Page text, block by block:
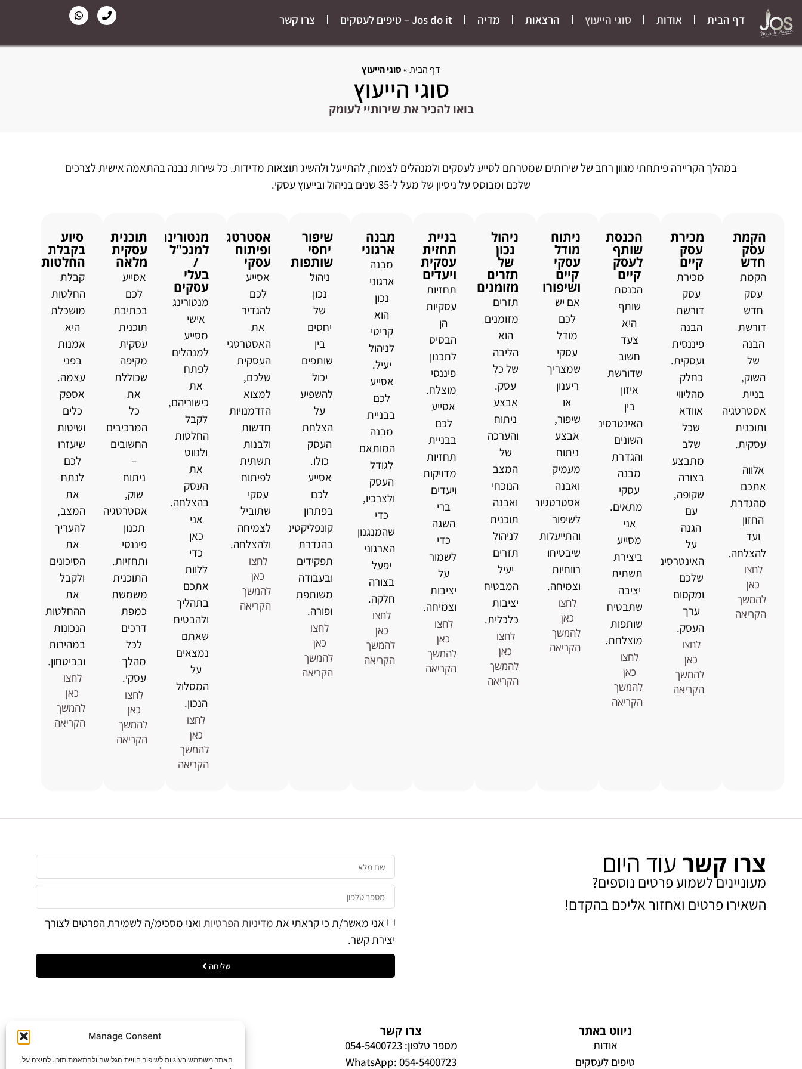
Manage Consent
האתר משתמש בעוגיות לשיפור חוויית הגלישה ולהתאמת תוכן. לחיצה על
דף הבית אודות סוגי הייעוץ הרצאות מדיה Jos do it – טיפים לעסקים צרו קשר
דף הבית»סוגי הייעוץ
סוגי הייעוץ
בואו להכיר את שירותיי לעומק
במהלך הקריירה פיתחתי מגוון רחב של שירותים שמטרתם לסייע לעסקים ולמנהלים לצמוח, להתייעל ולהשיג תוצאות מדידות. כל שירות נבנה בהתאמה אישית לצרכים
שלכם ומבוסס על ניסיון של מעל ל-35 שנים בניהול ובייעוץ עסקי.
הקמת
עסק
חדש
הקמת
עסק
חדש
דורשת
הבנה
של
השוק,
בניית
אסטרטגיה
ותוכנית
עסקית.
אלווה
אתכם
מהגדרת
החזון
ועד
להצלחה.
לחצו
כאן
להמשך
הקריאה
מכירת
עסק
קיים
מכירת
עסק
דורשת
הבנה
פיננסית
ועסקית.
כחלק
מהליווי
אוודא
שכל
שלב
מתבצע
בצורה
שקופה,
עם
הגנה
על
האינטרסים
שלכם
ומקסום
ערך
העסק.
לחצו
כאן
להמשך
הקריאה
הכנסת
שותף
לעסק
קיים
הכנסת
שותף
היא
צעד
חשוב
שדורשת
איזון
בין
האינטרסים
השונים
והגדרת
מבנה
עסקי
מתאים.
אני
מסייע
ביצירת
תשתית
יציבה
שתבטיח
שותפות
מוצלחת.
לחצו
כאן
להמשך
הקריאה
ניתוח
מודל
עסקי
קיים
ושיפורו
אם יש
לכם
מודל
עסקי
שמצריך
ריענון
או
שיפור,
אבצע
ניתוח
מעמיק
ואבנה
אסטרטגיות
לשיפור
והתייעלות
שיבטיחו
רווחיות
וצמיחה.
לחצו
כאן
להמשך
הקריאה
ניהול
נכון
של
תזרים
מזומנים
תזרים
מזומנים
הוא
הליבה
של כל
עסק.
אבצע
ניתוח
והערכה
של
המצב
הנוכחי
ואבנה
תוכנית
לניהול
תזרים
יעיל
המבטיח
יציבות
כלכלית.
לחצו
כאן
להמשך
הקריאה
בניית
תחזית
עסקית
ויעדים
תחזיות
עסקיות
הן
הבסיס
לתכנון
פיננסי
מוצלח.
אסייע
לכם
בבניית
תחזיות
מדויקות
ויעדים
ברי
השגה
כדי
לשמור
על
יציבות
וצמיחה.
לחצו
כאן
להמשך
הקריאה
מבנה
ארגוני
מבנה
ארגוני
נכון
הוא
קריטי
לניהול
יעיל.
אסייע
לכם
בבניית
מבנה
המותאם
לגודל
העסק
ולצרכיו,
כדי
שהמנגנון
הארגוני
יפעל
בצורה
חלקה.
לחצו
כאן
להמשך
הקריאה
שיפור
יחסי
שותפות
ניהול
נכון
של
יחסים
בין
שותפים
יכול
להשפיע
על
הצלחת
העסק
כולו.
אסייע
לכם
בפתרון
קונפליקטים,
בהגדרת
תפקידים
ובעבודה
משותפת
ופורה.
לחצו
כאן
להמשך
הקריאה
אסטרטגיה
ופיתוח
עסקי
אסייע
לכם
להגדיר
את
האסטרטגיה
העסקית
שלכם,
למצוא
הזדמנויות
חדשות
ולבנות
תשתית
לפיתוח
עסקי
שתוביל
לצמיחה
ולהצלחה.
לחצו
כאן
להמשך
הקריאה
מנטורינג
למנכ"ל
/
בעלי
עסקים
מנטורינג
אישי
מסייע
למנהלים
לפתח
את
כישוריהם,
לקבל
החלטות
ולנווט
את
העסק
בהצלחה.
אני
כאן
כדי
ללוות
אתכם
בתהליך
ולהבטיח
שאתם
נמצאים
על
המסלול
הנכון.
לחצו
כאן
להמשך
הקריאה
תוכנית
עסקית
מלאה
אסייע
לכם
בכתיבת
תוכנית
עסקית
מקיפה
שכוללת
את
כל
המרכיבים
החשובים
–
ניתוח
שוק,
אסטרטגיה,
תכנון
פיננסי
ותחזיות.
התוכנית
משמשת
כמפת
דרכים
לכל
מהלך
עסקי.
לחצו
כאן
להמשך
הקריאה
סיוע
בקבלת
החלטות
קבלת
החלטות
מושכלת
היא
אמנות
בפני
עצמה.
אספק
כלים
ושיטות
שיעזרו
לכם
לנתח
את
המצב,
להעריך
את
הסיכונים
ולקבל
את
ההחלטות
הנכונות
במהירות
ובביטחון.
לחצו
כאן
להמשך
הקריאה
צרו קשר עוד היום
מעוניינים לשמוע פרטים נוספים?
השאירו פרטים ואחזור אליכם בהקדם!​
אני מאשר/ת כי קראתי את מדיניות הפרטיות ואני מסכימ/ה לשמירת הפרטים לצורך
יצירת קשר.
שליחה
ניווט באתר
אודות
טיפים לעסקים
צרו קשר
מספר טלפון: 054-5400723
WhatsApp: 054-5400723